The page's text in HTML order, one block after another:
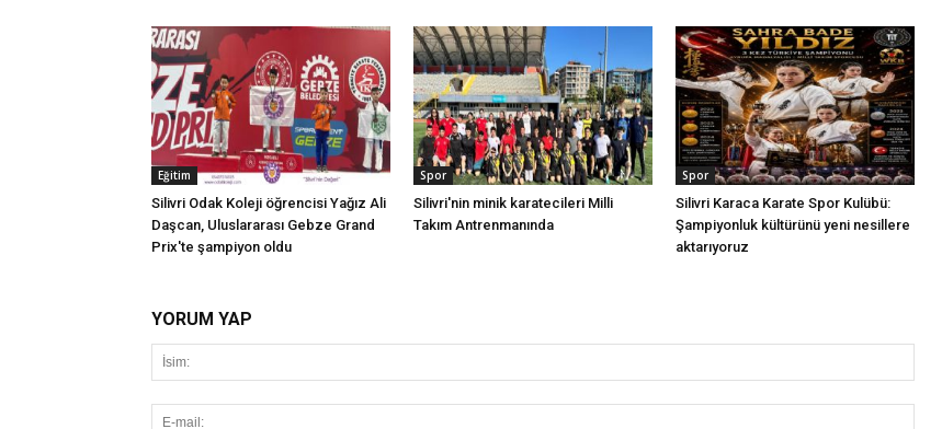
Eğitim
Silivri Odak Koleji öğrencisi Yağız Ali
Daşcan, Uluslararası Gebze Grand
Prix'te şampiyon oldu
Spor
Silivri'nin minik karatecileri Milli
Takım Antrenmanında
Spor
Silivri Karaca Karate Spor Kulübü:
Şampiyonluk kültürünü yeni nesillere
aktarıyoruz
YORUM YAP